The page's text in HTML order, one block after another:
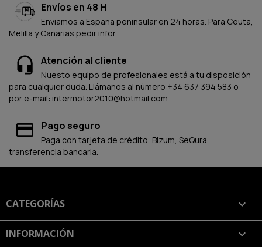
Envíos en 48 H
Enviamos a España peninsular en 24 horas. Para Ceuta,
Melilla y Canarias pedir infor
Atención al cliente
Nuesto equipo de profesionales está a tu disposición
para cualquier duda. Llámanos al número +34 637 394 583 o
por e-mail: intermotor2010@hotmail.com
Pago seguro
Paga con tarjeta de crédito, Bizum, SeQura,
transferencia bancaria.
CATEGORÍAS 
INFORMACIÓN 